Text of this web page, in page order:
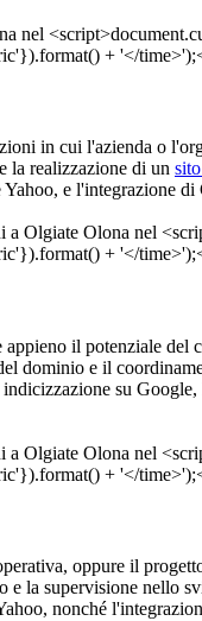
in cui l'azienda o
la realizzazione di un
e l'integrazione
il potenziale del
dominio e il
su
oppure il
la supervisione nello
nonché